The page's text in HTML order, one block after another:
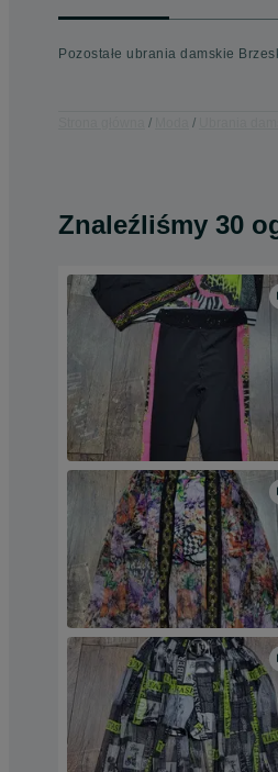
Pozostałe ubrania damskie
Znaleźliśmy 30